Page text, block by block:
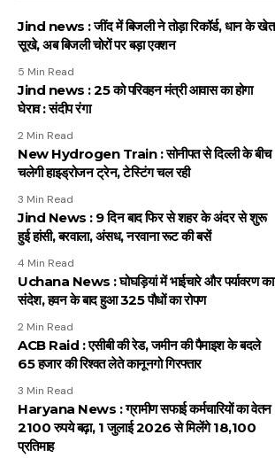
Jind news : जींद में बिजली ने तोड़ा रिकॉर्ड, धान के खेत
सूखे, अब बिजली चोरों पर बड़ा एक्शन
5 Min Read
Jind news : 25 को परिवहन मंत्री आवास का होगा
घेराव : संदीप रंगा
2 Min Read
New Hydrogen Train : सोनीपत से दिल्ली के बीच
चलेगी हाइड्रोजन ट्रेन, टेस्टिंग चल रही
3 Min Read
Jind News : 9 दिन बाद फिर से शहर के अंदर से शुरू
हुई हांसी, बरवाला, अंसध, नरवाना रूट की बसें
4 Min Read
Uchana News : घोघड़ियां में भाईचारे और पर्यावरण का
संदेश, हवन के बाद हुआ 325 पौधों का रोपण
2 Min Read
ACB Raid : एसीबी की रेड, जमीन की पैमाइश के बदले
65 हजार की रिश्वत लेते कानूनगो गिरफ्तार
3 Min Read
Haryana News : ग्रामीण सफाई कर्मचारियों का वेतन
2100 रुपये बढ़ा, 1 जुलाई 2026 से मिलेंगे 18,100
प्रतिमाह